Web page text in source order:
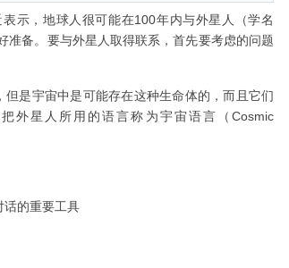
示，地球人很可能在100年内与外星人（学名
准备。要与外星人取得联系，首先要考虑的问题
是宇宙中是可能存在这种生命体的，而且它们
外星人所用的语言称为宇宙语言（Cosmic
话的重要工具